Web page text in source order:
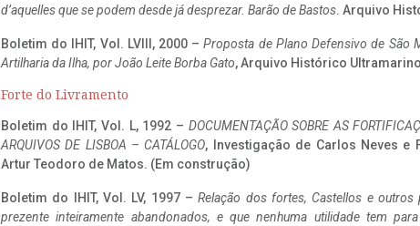
d’aquelles que se podem desde já desprezar. Barão de Bastos. Arquivo
Boletim do IHIT, Vol. LVIII, 2000 –Proposta de Plano Defensivo de São
Artilharia da Ilha, por João Leite Borba Gato, Arquivo Histórico Ultramarino
Forte do Livramento
Boletim do IHIT, Vol. L, 1992 – DOCUMENTAÇÃO SOBRE AS
ARQUIVOS DE LISBOA – CATÁLOGO, Investigação de Carlos Neves e
Artur Teodoro de Matos. (Em construção)
Boletim do IHIT, Vol. LV, 1997 –Relação dos fortes, Castellos e
prezente inteiramente abandonados, e que nenhuma utilidade tem